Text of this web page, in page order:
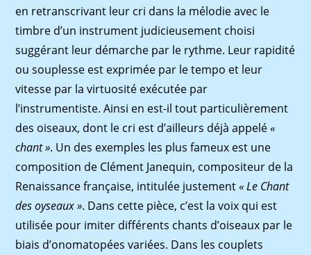
en retranscrivant leur cri dans la mélodie avec le
timbre d’un instrument judicieusement choisi
suggérant leur démarche par le rythme. Leur rapidité
ou souplesse est exprimée par le tempo et leur
vitesse par la virtuosité exécutée par
l’instrumentiste. Ainsi en est-il tout particulièrement
des oiseaux, dont le cri est d’ailleurs déjà appelé«
chant ». Un des exemples les plus fameux est une
composition de Clément Janequin, compositeur de la
Renaissance française, intitulée justement« Le Chant
des oyseaux ». Dans cette pièce, c’est la voix qui est
utilisée pour imiter différents chants d’oiseaux par le
biais d’onomatopées variées. Dans les couplets